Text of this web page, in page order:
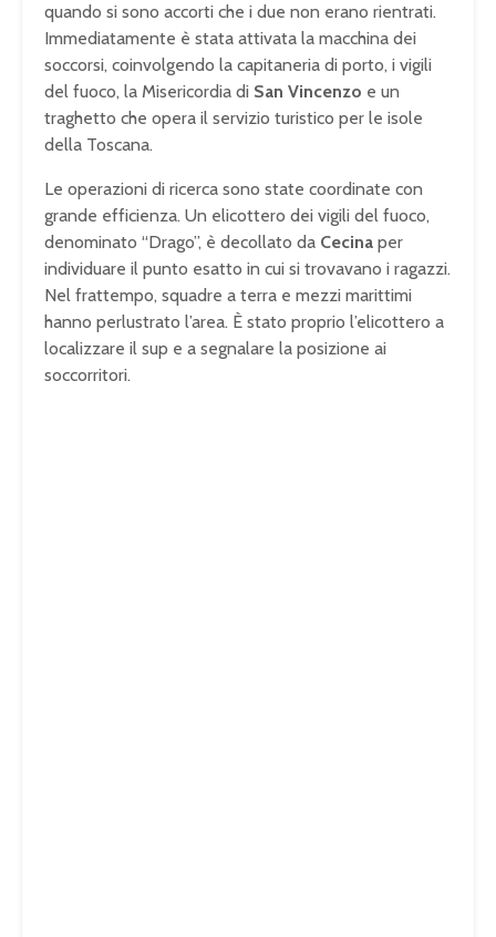
quando si sono accorti che i due non erano rientrati.
Immediatamente è stata attivata la macchina dei
soccorsi, coinvolgendo la capitaneria di porto, i vigili
del fuoco, la Misericordia di San Vincenzo e un
traghetto che opera il servizio turistico per le isole
della Toscana.
Le operazioni di ricerca sono state coordinate con
grande efficienza. Un elicottero dei vigili del fuoco,
denominato “Drago”, è decollato da Cecina per
individuare il punto esatto in cui si trovavano i ragazzi.
Nel frattempo, squadre a terra e mezzi marittimi
hanno perlustrato l’area. È stato proprio l’elicottero a
localizzare il sup e a segnalare la posizione ai
soccorritori.